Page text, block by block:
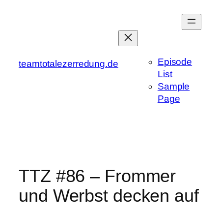
teamtotalezerredung.de
Episode
List
Sample
Page
TTZ #86 – Frommer
und Werbst decken auf